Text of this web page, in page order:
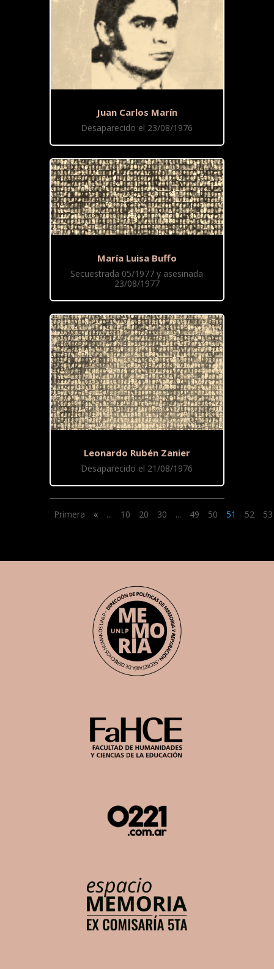
Juan Carlos Marín
Desaparecido el 23/08/1976
María Luisa Buffo
Secuestrada 05/1977 y asesinada
23/08/1977
Leonardo Rubén Zanier
Desaparecido el 21/08/1976
Primera « ... 10 20 30 ... 49 50 51 52 53